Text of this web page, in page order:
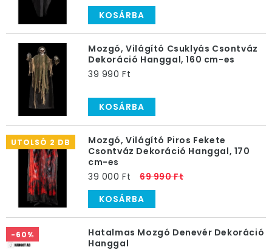
KOSÁRBA
Mozgó, Világító Csuklyás Csontváz
Dekoráció Hanggal, 160 cm-es
39 990 Ft
KOSÁRBA
UTOLSÓ 2 DB
Mozgó, Világító Piros Fekete
Csontváz Dekoráció Hanggal, 170
cm-es
39 000 Ft
69 990 Ft
KOSÁRBA
-60%
Hatalmas Mozgó Denevér Dekoráció
Hanggal